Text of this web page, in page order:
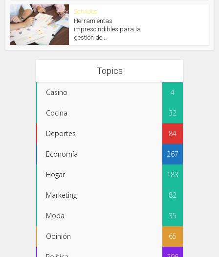
Servicios
Herramientas
imprescindibles para la
gestión de...
Topics
Casino 4
Cocina 32
Deportes 84
Economía 267
Hogar 183
Marketing 82
Moda 35
Opinión 65